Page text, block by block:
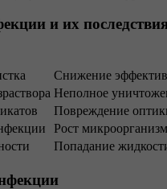
и их
Снижение
Неполное
Повреждение
Рост
Попадание